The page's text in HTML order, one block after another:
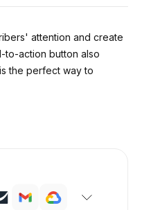
attention and create
to-action button also
the perfect way to